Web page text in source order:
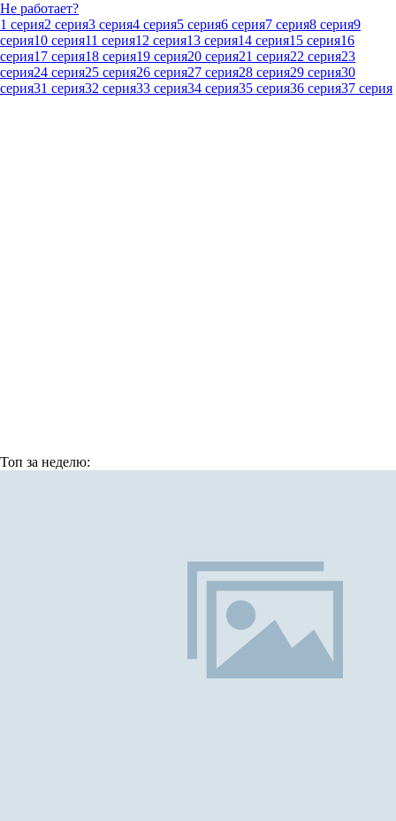
Не работает?
1 серия2 серия3 серия4 серия5 серия6 серия7 серия8 серия9
серия10 серия11 серия12 серия13 серия14 серия15 серия16
серия17 серия18 серия19 серия20 серия21 серия22 серия23
серия24 серия25 серия26 серия27 серия28 серия29 серия30
серия31 серия32 серия33 серия34 серия35 серия36 серия37 серия
Топ за неделю: